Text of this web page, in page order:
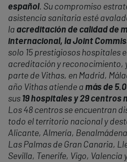
español. Su compromiso
asistencia sanitaria esté
la acreditación de calidad de
internacional, la Joint
solo 15 prestigiosos hospitales
acreditación y reconocimiento,
parte de Vithas, en Madrid,
año Vithas atiende a más de
sus 19 hospitales y 29 centros
Los 48 centros se encuentran
todo el territorio nacional y
Alicante, Almería,
Las Palmas de Gran Canaria,
Sevilla, Tenerife, Vigo, Valencia